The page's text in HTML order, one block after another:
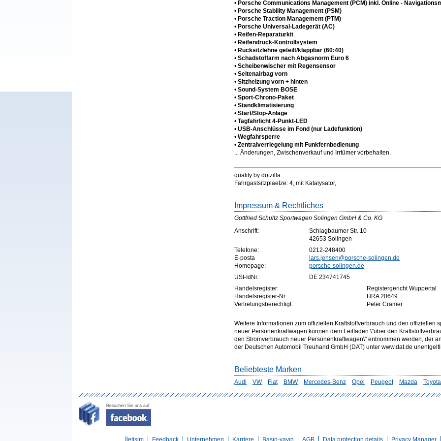
• Porsche Communications Management (PCM) inkl. Online -
• Porsche Stability Management (PSM)
• Porsche Traction Management (PTM)
• Porsche Universal-Ladegerät (AC)
• Reifen-Reparaturkit
• Reifendruck-Kontrollsystem
• Rücksitzlehne geteilt/klappbar (60:40)
• Schadstoffarm nach Abgasnorm Euro 6
• Scheibenwischer mit Regensensor
• Seitenairbag vorn
• Sitzheizung vorn + hinten
• Sound-System BOSE
• Sport-Chrono-Paket
• Standklimatisierung
• Start/Stop-Anlage
• Tagfahrlicht 4-Punkt-LED
• USB-Anschlüsse im Fond (nur Ladefunktion)
• Wegfahrsperre
• Zentralverriegelung mit Funkfernbedienung
... Änderungen, Zwischenverkauf und Irrtümer vorbehalten.
quality by dotzilla
Fahrgastsitzplaetze: 4, mit Katalysator,
Impressum & Rechtliches
Gottfried Schultz Sportwagen Solingen GmbH & Co. KG
Anschrift:
Schlagbaumer Str. 10
42653 Solingen
Telefone:
0212-248400
E-posta
lars.jensen@porsche-solingen.de
Homepage:
porsche-solingen.de
USt-IdNr.:
DE 234741745
Handelsregister:
Registergericht Wuppertal
Handelsregister-Nr:
HRA 20649
Vertretungsberechtigt:
Peter Cramer
Weitere Informationen zum offiziellen Kraftstoffverbrauch und den offiziellen
neuer Personenkraftwagen können dem Leitfaden \"über den
den Stromverbrauch neuer Personenkraftwagen\" entnommen werden, der
der Deutschen Automobil Treuhand GmbH (DAT) unter www.dat.de
Beliebteste Marken
Audi VW Fiat BMW Mercedes-Benz Opel Peugeot Mazda Toyota
İletişim
Feedback Unternehmen Karriere Basın-yayın AGB Data protection details Privacy Manager